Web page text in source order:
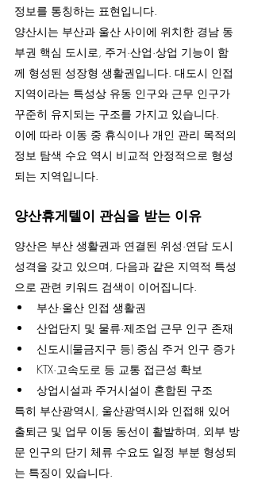
정보를 통칭하는 표현입니다.
양산시는 부산과 울산 사이에 위치한 경남 동
부권 핵심 도시로, 주거·산업·상업 기능이 함
께 형성된 성장형 생활권입니다. 대도시 인접
지역이라는 특성상 유동 인구와 근무 인구가
꾸준히 유지되는 구조를 가지고 있습니다.
이에 따라 이동 중 휴식이나 개인 관리 목적의
정보 탐색 수요 역시 비교적 안정적으로 형성
되는 지역입니다.
양산휴게텔이 관심을 받는 이유
양산은 부산 생활권과 연결된 위성·연담 도시
성격을 갖고 있으며, 다음과 같은 지역적 특성
으로 관련 키워드 검색이 이어집니다.
부산·울산 인접 생활권
산업단지 및 물류·제조업 근무 인구 존재
신도시(물금지구 등) 중심 주거 인구 증가
KTX·고속도로 등 교통 접근성 확보
상업시설과 주거시설이 혼합된 구조
특히 부산광역시, 울산광역시와 인접해 있어
출퇴근 및 업무 이동 동선이 활발하며, 외부 방
문 인구의 단기 체류 수요도 일정 부분 형성되
는 특징이 있습니다.